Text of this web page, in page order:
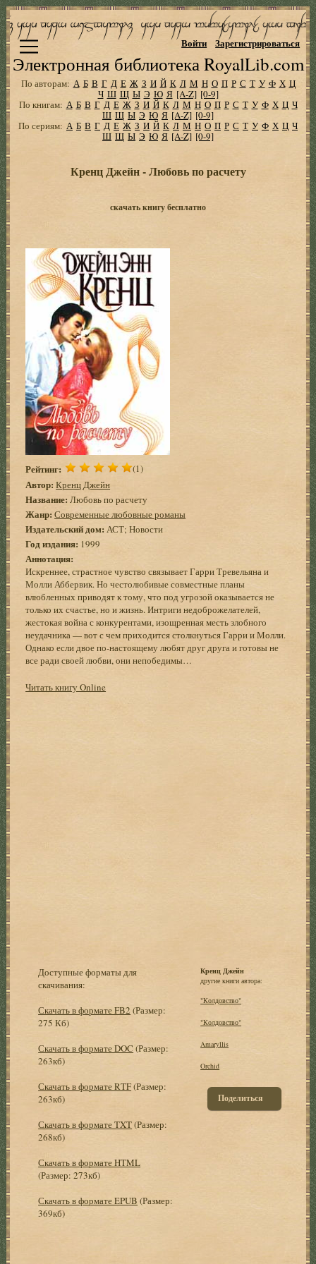
Электронная библиотека RoyalLib.com
Войти Зарегистрироваться
По авторам: А Б В Г Д Е Ж З И Й К Л М Н О П Р С Т У Ф Х Ц
Ч Ш Щ Ы Э Ю Я [A-Z] [0-9]
По книгам: А Б В Г Д Е Ж З И Й К Л М Н О П Р С Т У Ф Х Ц Ч
Ш Щ Ы Э Ю Я [A-Z] [0-9]
По сериям: А Б В Г Д Е Ж З И Й К Л М Н О П Р С Т У Ф Х Ц Ч
Ш Щ Ы Э Ю Я [A-Z] [0-9]
Кренц Джейн - Любовь по расчету
скачать книгу бесплатно
Рейтинг: (1)
Автор: Кренц Джейн
Название: Любовь по расчету
Жанр: Современные любовные романы
Издательский дом: АСТ; Новости
Год издания: 1999
Аннотация:
Искреннее, страстное чувство связывает Гарри Тревельяна и
Молли Аббервик. Но честолюбивые совместные планы
влюбленных приводят к тому, что под угрозой оказывается не
только их счастье, но и жизнь. Интриги недоброжелателей,
жестокая война с конкурентами, изощренная месть злобного
неудачника — вот с чем приходится столкнуться Гарри и Молли.
Однако если двое по-настоящему любят друг друга и готовы не
все ради своей любви, они непобедимы…
Читать книгу Online
Доступные форматы для
скачивания:
Скачать в формате FB2 (Размер:
275 Кб)
Скачать в формате DOC (Размер:
263кб)
Скачать в формате RTF(Размер:
263кб)
Скачать в формате TXT(Размер:
268кб)
Скачать в формате HTML
(Размер: 273кб)
Скачать в формате EPUB (Размер:
369кб)
Кренц Джейн
другие книги автора:
"Колдовство"
"Колдовство"
Amaryllis
Orchid
Поделиться